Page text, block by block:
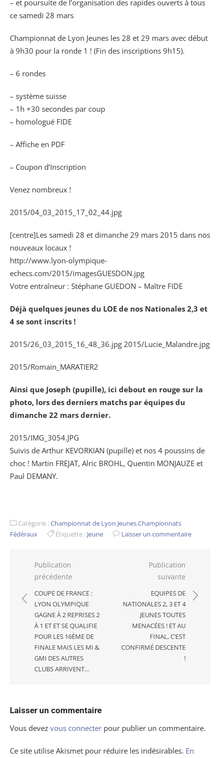
– et poursuite de l’organisation des rapides ouverts à tous
ce samedi 28 mars
Championnat de Lyon Jeunes les 28 et 29 mars avec début
à 9h30 pour la ronde 1 ! (Fin des inscriptions 9h15).
– 6 rondes
– système suisse
– 1h +30 secondes par coup
– homologué FIDE
– Affiche en PDF
– Coupon d’Inscription
Venez nombreux !
2015/04_03_2015_17_02_44.jpg
[centre]Les samedi 28 et dimanche 29 mars 2015 dans nos
nouveaux locaux !
http://www.lyon-olympique-
echecs.com/2015/imagesGUESDON.jpg
Votre entraîneur : Stéphane GUEDON – Maître FIDE
Déjà quelques jeunes du LOE de nos Nationales 2,3 et
4 se sont inscrits !
2015/26_03_2015_16_48_36.jpg 2015/Lucie_Malandre.jpg
2015/Romain_MARATIER2
Ainsi que Joseph (pupille), ici debout en rouge sur la
photo, lors des derniers matchs par équipes du
dimanche 22 mars dernier.
2015/IMG_3054.JPG
Suivis de Arthur KEVORKIAN (pupille) et nos 4 poussins de
choc ! Martin FREJAT, Alric BROHL, Quentin MONJAUZE et
Paul DEMANY.
Catégorie :Championnat de Lyon Jeunes,Championnats
Fédéraux
Étiquette : Jeune Laisser un commentaire
Navigation
l’article
Publication
précédente
COUPE DE FRANCE :
LYON OLYMPIQUE
GAGNE À 2 REPRISES 2
À 1 ET ET SE QUALIFIE
POUR LES 16ÈME DE
FINALE MAIS LES MI &
GMI DES AUTRES
CLUBS ARRIVENT…
Publication
suivante
EQUIPES DE
NATIONALES 2, 3 ET 4
JEUNES TOUTES
MENACÉES ! ET AU
FINAL, C’EST
CONFIRMÉ DESCENTE
!
Laisser un commentaire
Vous devez vous connecter pour publier un commentaire.
Ce site utilise Akismet pour réduire les indésirables. En